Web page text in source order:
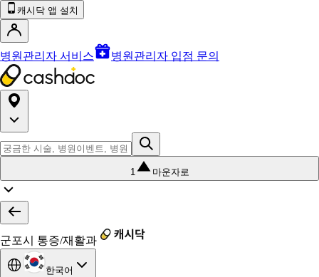
캐시닥 앱 설치
병원관리자 서비스 병원관리자 입점 문의
1 마운자로
군포시 통증/재활과
한국어